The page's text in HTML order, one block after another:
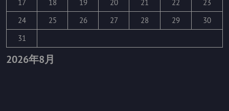
は
2026年8月
17
18 19 20 21 22
23
24
25 26 27 28 29
30
31